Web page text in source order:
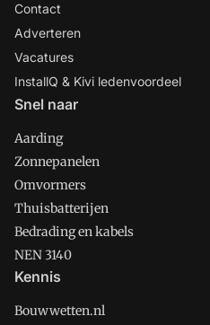
Contact
Adverteren
Vacatures
InstallQ & Kivi ledenvoordeel
Snel naar
Aarding
Zonnepanelen
Omvormers
Thuisbatterijen
Bedrading en kabels
NEN 3140
Kennis
Bouwwetten.nl